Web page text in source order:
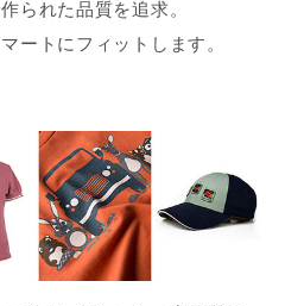
られた品質を追求。
ートにフィットします。